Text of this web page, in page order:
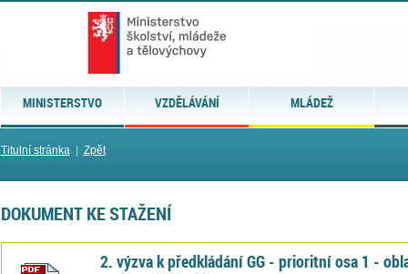
MINISTERSTVO VZDĚLÁVÁNÍ MLÁDEŽ
Titulní stránka| Zpět
DOKUMENT KE STAŽENÍ
2. výzva k předkládání GG - prioritní osa 1 -